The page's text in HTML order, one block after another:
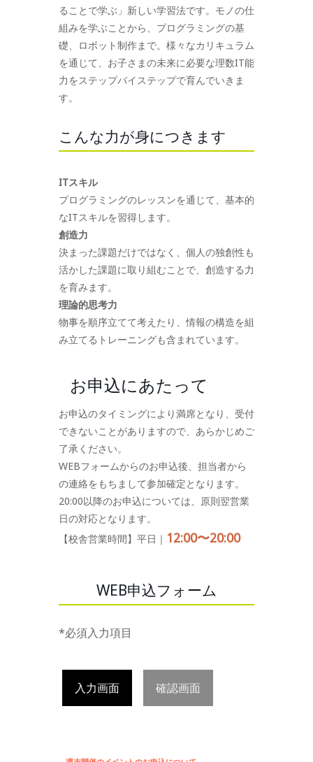
ることで学ぶ」新しい学習法です。モノの仕
組みを学ぶことから、プログラミングの基
礎、ロボット制作まで。様々なカリキュラム
を通じて、お子さまの未来に必要な理数IT能
力をステップバイステップで育んでいきま
す。
こんな力が身につきます
ITスキル
プログラミングのレッスンを通じて、基本的
なITスキルを習得します。
創造力
決まった課題だけではなく、個人の独創性も
活かした課題に取り組むことで、創造する力
を育みます。
理論的思考力
物事を順序立てて考えたり、情報の構造を組
み立てるトレーニングも含まれています。
お申込にあたって
お申込のタイミングにより満席となり、受付
できないことがありますので、あらかじめご
了承ください。
WEBフォームからのお申込後、担当者から
の連絡をもちまして参加確定となります。
20:00以降のお申込については、原則翌営業
日の対応となります。
【校舎営業時間】平日｜ 12:00〜20:00
WEB申込フォーム
*必須入力項目
入力画面 確認画面